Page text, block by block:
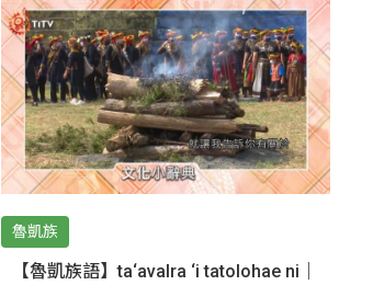
魯凱族
【魯凱族語】ta‘avalra ‘i tatolohae ni｜